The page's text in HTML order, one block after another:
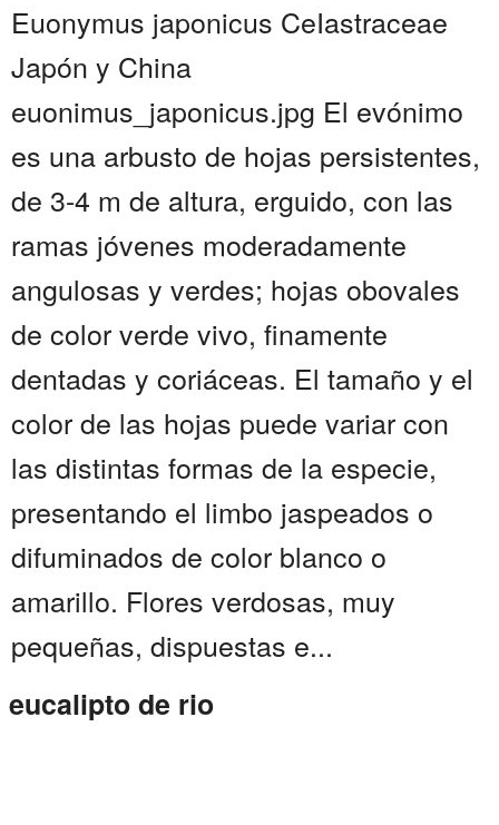
Euonymus japonicus CeIastraceae
Japón y China
euonimus_japonicus.jpg El evónimo
es una arbusto de hojas persistentes,
de 3-4 m de altura, erguido, con las
ramas jóvenes moderadamente
angulosas y verdes; hojas obovales
de color verde vivo, finamente
dentadas y coriáceas. El tamaño y el
color de las hojas puede variar con
las distintas formas de la especie,
presentando el limbo jaspeados o
difuminados de color blanco o
amarillo. Flores verdosas, muy
pequeñas, dispuestas e...
eucalipto de rio